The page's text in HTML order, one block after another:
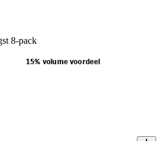
8-pack
15% volume voordeel